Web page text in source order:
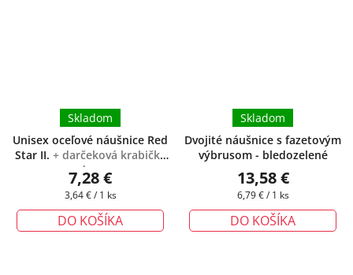
Unisex oceľové náušnice Red
Star II. + darčeková krabička
zadarmo
Skladom
7,28 €
Jednotková
3,64 € / 1 ks
DO KOŠÍKA
Dvojité náušnice s fazetovým
výbrusom - bledozelené
Skladom
13,58 €
Jednotková
6,79 € / 1 ks
DO KOŠÍKA